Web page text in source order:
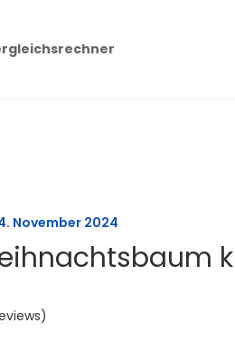
November 2024